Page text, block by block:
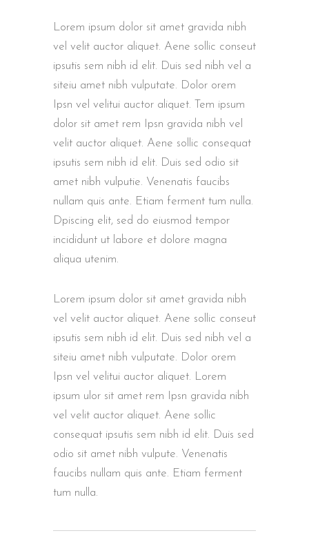
Lorem ipsum dolor sit amet gravida nibh
vel velit auctor aliquet. Aene sollic conseut
ipsutis sem nibh id elit. Duis sed nibh vel a
siteiu amet nibh vulputate. Dolor orem
Ipsn vel velitui auctor aliquet. Tem ipsum
dolor sit amet rem Ipsn gravida nibh vel
velit auctor aliquet. Aene sollic consequat
ipsutis sem nibh id elit. Duis sed odio sit
amet nibh vulputie. Venenatis faucibs
nullam quis ante. Etiam ferment tum nulla.
Dpiscing elit, sed do eiusmod tempor
incididunt ut labore et dolore magna
aliqua utenim.
Lorem ipsum dolor sit amet gravida nibh
vel velit auctor aliquet. Aene sollic conseut
ipsutis sem nibh id elit. Duis sed nibh vel a
siteiu amet nibh vulputate. Dolor orem
Ipsn vel velitui auctor aliquet. Lorem
ipsum ulor sit amet rem Ipsn gravida nibh
vel velit auctor aliquet. Aene sollic
consequat ipsutis sem nibh id elit. Duis sed
odio sit amet nibh vulpute. Venenatis
faucibs nullam quis ante. Etiam ferment
tum nulla.